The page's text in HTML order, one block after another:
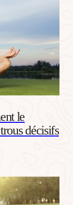
le
décisifs